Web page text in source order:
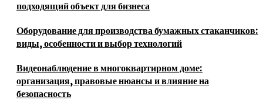
подходящий объект для бизнеса
Оборудование для производства бумажных стаканчиков:
виды, особенности и выбор технологий
Видеонаблюдение в многоквартирном доме:
организация, правовые нюансы и влияние на
безопасность